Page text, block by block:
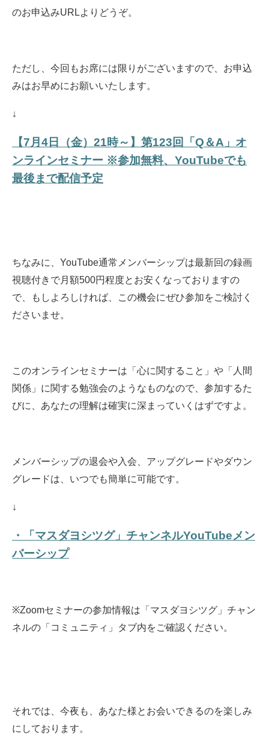
のお申込みURLよりどうぞ。
ただし、今回もお席には限りがございますので、お申込
みはお早めにお願いいたします。
↓
【7月4日（金）21時～】第123回「Q＆A」オ
ンラインセミナー ※参加無料、YouTubeでも
最後まで配信予定
ちなみに、YouTube通常メンバーシップは最新回の録画
視聴付きで月額500円程度とお安くなっておりますの
で、もしよろしければ、この機会にぜひ参加をご検討く
ださいませ。
このオンラインセミナーは「心に関すること」や「人間
関係」に関する勉強会のようなものなので、参加するた
びに、あなたの理解は確実に深まっていくはずですよ。
メンバーシップの退会や入会、アップグレードやダウン
グレードは、いつでも簡単に可能です。
↓
・「マスダヨシツグ」チャンネルYouTubeメン
バーシップ
※Zoomセミナーの参加情報は「マスダヨシツグ」チャン
ネルの「コミュニティ」タブ内をご確認ください。
それでは、今夜も、あなた様とお会いできるのを楽しみ
にしております。